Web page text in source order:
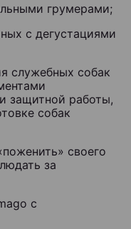
грумерами;
с дегустациями
служебных собак
защитной работы,
собак
своего
за
с